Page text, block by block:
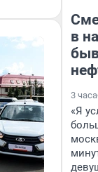
в
3 часа
«Я